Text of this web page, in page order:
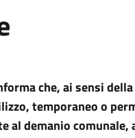
che, ai sensi
temporaneo o
al demanio